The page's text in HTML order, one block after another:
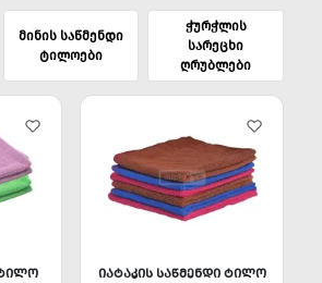
მინის საწმენდი
ტილოები
ჭურჭლის
სარეცხი
ღრუბლები
ᲘᲐᲢᲐᲙᲘᲡ ᲡᲐᲬᲛᲔᲜᲓᲘ ᲢᲘᲚᲝ